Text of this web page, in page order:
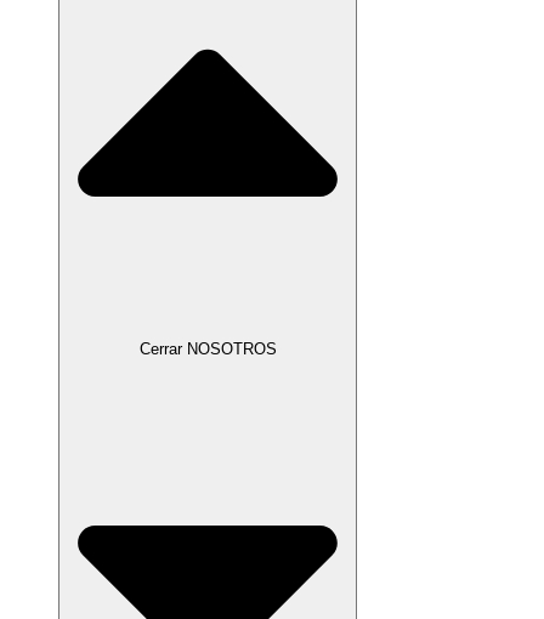
Cerrar NOSOTROS